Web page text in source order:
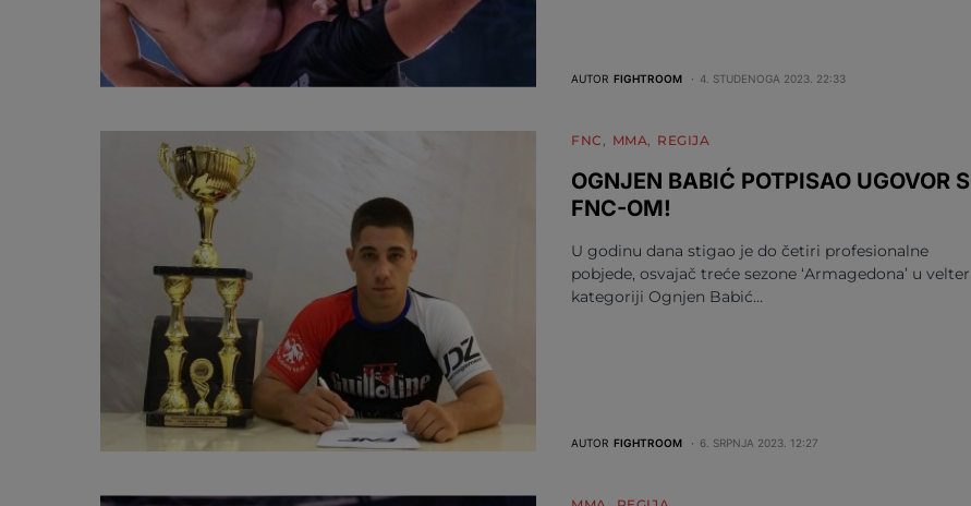
AUTOR FIGHTROOM 4. STUDENOGA 2023. 22:33
FNC MMA REGIJA
OGNJEN BABIĆ POTPISAO UGOVOR S
FNC-OM!
U godinu dana stigao je do četiri profesionalne
pobjede, osvajač treće sezone ‘Armagedona’ u velter
kategoriji Ognjen Babić…
AUTOR FIGHTROOM 6. SRPNJA 2023. 12:27